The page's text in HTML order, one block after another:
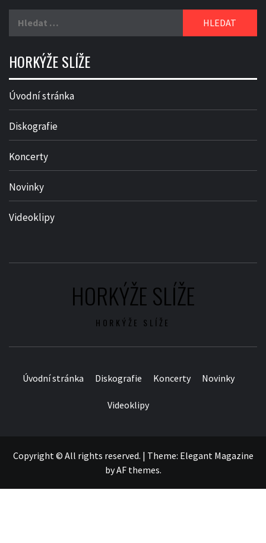
HORKÝŽE SLÍŽE
Úvodní stránka
Diskografie
Koncerty
Novinky
Videoklipy
HORKÝŽE SLÍŽE
HORKÝŽE SLÍŽE
Úvodní stránka Diskografie Koncerty Novinky
Videoklipy
Copyright © All rights reserved. | Theme: Elegant Magazine
byAF themes.